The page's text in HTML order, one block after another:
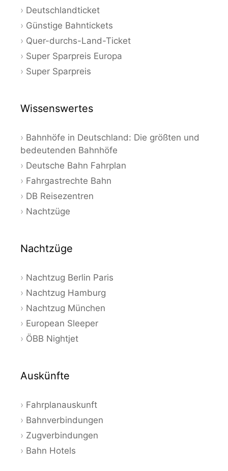
Deutschlandticket
Günstige Bahntickets
Quer-durchs-Land-Ticket
Super Sparpreis Europa
Super Sparpreis
Wissenswertes
Bahnhöfe in Deutschland: Die größten und
bedeutenden Bahnhöfe
Deutsche Bahn Fahrplan
Fahrgastrechte Bahn
DB Reisezentren
Nachtzüge
Nachtzüge
Nachtzug Berlin Paris
Nachtzug Hamburg
Nachtzug München
European Sleeper
ÖBB Nightjet
Auskünfte
Fahrplanauskunft
Bahnverbindungen
Zugverbindungen
Bahn Hotels